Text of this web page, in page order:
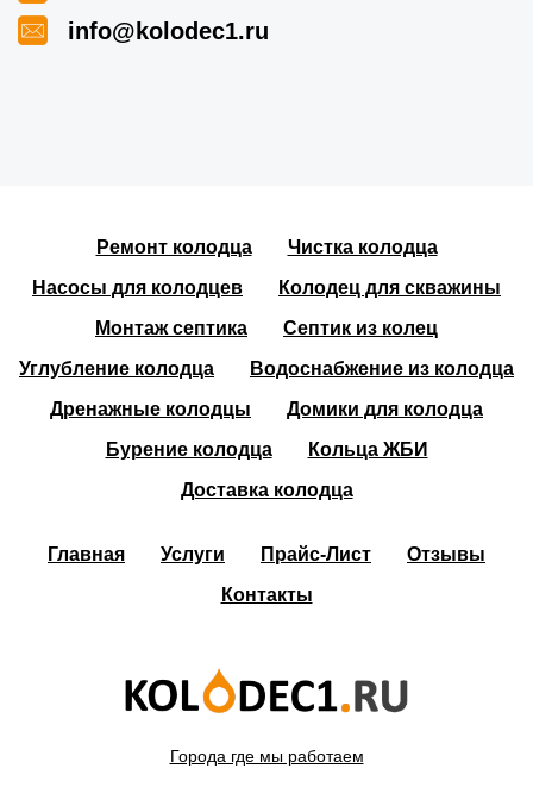
info@kolodec1.ru
Ремонт колодца
Чистка колодца
Насосы для колодцев
Колодец для скважины
Монтаж септика
Септик из колец
Углубление колодца
Водоснабжение из колодца
Дренажные колодцы
Домики для колодца
Бурение колодца
Кольца ЖБИ
Доставка колодца
Главная Услуги Прайс-Лист
Отзывы
Контакты
Города где мы работаем